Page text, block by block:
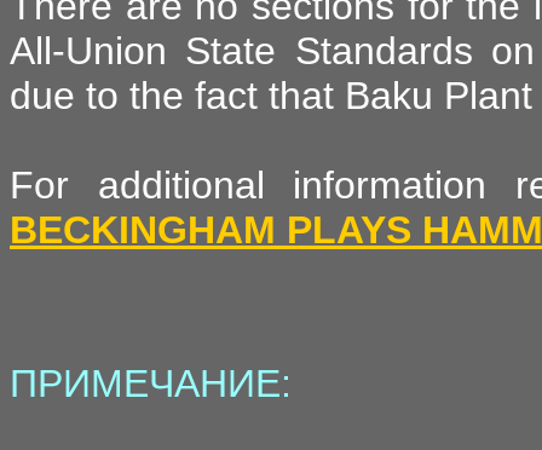
All-Union State Standards
due to the fact that Baku
For additional
BECKINGHAM PLAYS
ПРИМЕЧАНИЕ: